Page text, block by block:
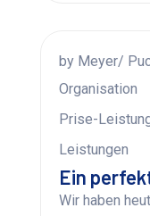
by Meyer/
Organisation
Prise-
Leistungen
Ein
Wir haben